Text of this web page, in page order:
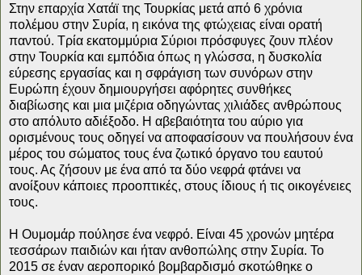
Στην επαρχία Χατάϊ της Τουρκίας μετά από 6 χρόνια
πολέμου στην Συρία, η εικόνα της φτώχειας είναι ορατή
παντού. Τρία εκατομμύρια Σύριοι πρόσφυγες ζουν πλέον
στην Τουρκία και εμπόδια όπως η γλώσσα, η δυσκολία
εύρεσης εργασίας και η σφράγιση των συνόρων στην
Ευρώπη έχουν δημιουργήσει αφόρητες συνθήκες
διαβίωσης και μια μιζέρια οδηγώντας χιλιάδες ανθρώπους
στο απόλυτο αδιέξοδο. Η αβεβαιότητα του αύριο για
ορισμένους τους οδηγεί να αποφασίσουν να πουλήσουν ένα
μέρος του σώματος τους ένα ζωτικό όργανο του εαυτού
τους. Ας ζήσουν με ένα από τα δύο νεφρά φτάνει να
ανοίξουν κάποιες προοπτικές, στους ίδιους ή τις οικογένειες
τους.
Η Ουμομάρ πούλησε ένα νεφρό. Είναι 45 χρονών μητέρα
τεσσάρων παιδιών και ήταν ανθοπώλης στην Συρία. Το
2015 σε έναν αεροπορικό βομβαρδισμό σκοτώθηκε ο